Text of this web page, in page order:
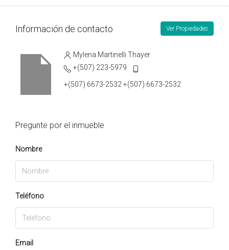
Información de contacto Ver Propiedades
Mylena Martinelli Thayer
+(507) 223-5979
+(507) 6673-2532 +(507) 6673-2532
Pregunte por el inmueble
Nombre
Teléfono
Email